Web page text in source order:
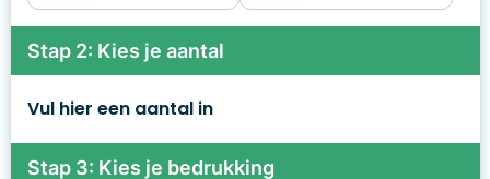
Stap 2: Kies je aantal
Vul hier een aantal in
Stap 3: Kies je bedrukking